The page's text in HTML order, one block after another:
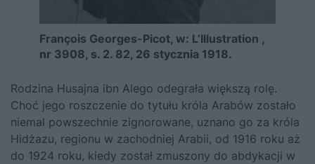
François Georges-Picot, w: L’Illustration ,
nr 3908, s. 2. 82, 26 stycznia 1918.
Rodzina Husajna ibn Alego odegrała większą rolę.
Choć jego roszcze­nie do tytułu króla Arabów zostało
niemal powszechnie zignorowane, uznano go za króla
Hidżazu, regionu w zachodniej Arabii, od 1916 roku aż
do 1924 roku, kiedy został zmuszony do abdykacji w